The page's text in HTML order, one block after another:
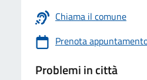
Chiama il comune
Prenota
Problemi in città